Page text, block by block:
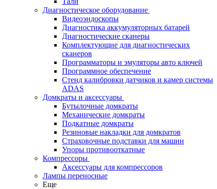
Диагностическое оборудование
Видеоэндоскопы
Диагностика аккумуляторных батарей
Диагностические сканеры
Комплектующие для диагностических
сканеров
Программаторы и эмуляторы авто ключей
Программное обеспечение
Стенд калибровки датчиков и камер системы
ADAS
Домкраты и аксессуары
Бутылочные домкраты
Механические домкраты
Подкатные домкраты
Резиновые накладки для домкратов
Страховочные подставки для машин
Упоры противооткатные
Компрессоры
Аксессуары для компрессоров
Лампы переносные
Еще